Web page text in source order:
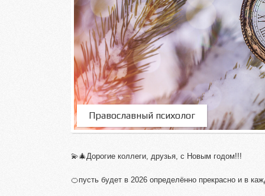
Православный психолог
💫🎄Дорогие коллеги, друзья, с Новым годом!!!
🍊пусть будет в 2026 определённо прекрасно и в